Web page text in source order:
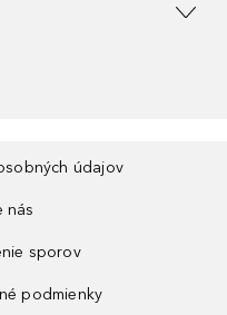
údajov
nás
sporov
podmienky